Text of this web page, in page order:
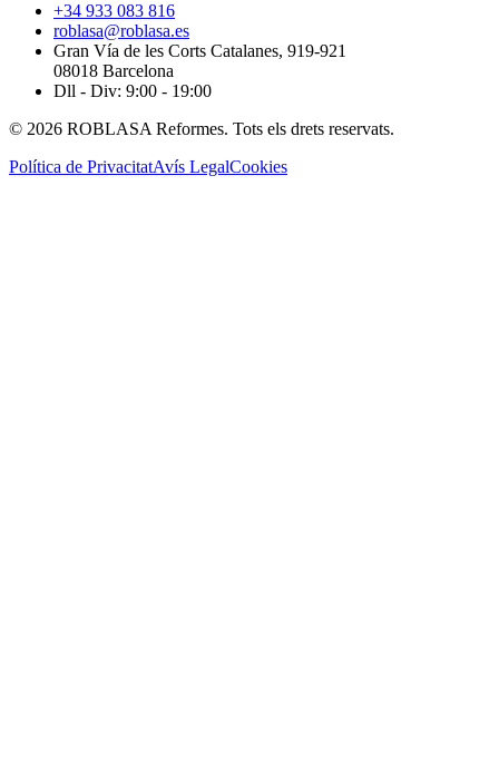
+34 933 083 816
roblasa@roblasa.es
Gran Vía de les Corts Catalanes, 919-921
08018 Barcelona
Dll - Div: 9:00 - 19:00
© 2026 ROBLASA Reformes. Tots els drets reservats.
Política de PrivacitatAvís LegalCookies